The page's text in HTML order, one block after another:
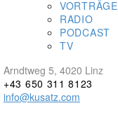
VORTRÄGE
RADIO
PODCAST
TV
Arndtweg 5, 4020 Linz
+43 650 311 8123
info@kusatz.com